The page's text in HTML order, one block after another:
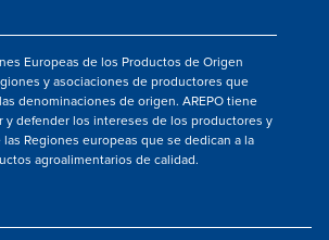
Europeas de los Productos de Origen
y asociaciones de productores que
denominaciones de origen. AREPO tiene
y defender los intereses de los productores y
Regiones europeas que se dedican a la
agroalimentarios de calidad.